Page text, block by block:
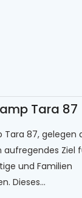
Tara 87
87, gelegen
aufregendes Ziel
und Familien
Dieses...